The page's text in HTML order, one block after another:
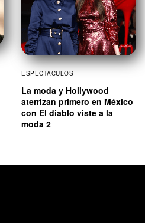
ESPECTÁCULOS
La moda y Hollywood
aterrizan primero en México
con El diablo viste a la
moda 2